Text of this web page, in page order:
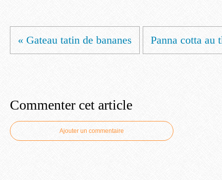
« Gateau tatin de bananes Panna cotta au
Commenter cet article
Ajouter un commentaire